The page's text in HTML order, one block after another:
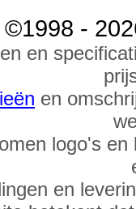
©1998 -
en
en
logo's
en